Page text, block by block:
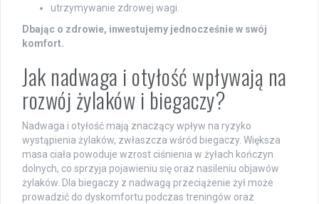
utrzymywanie zdrowej wagi.
Dbając o zdrowie, inwestujemy jednocześnie w swój
komfort.
Jak nadwaga i otyłość wpływają na
rozwój żylaków i biegaczy?
Nadwaga i otyłość mają znaczący wpływ na ryzyko
wystąpienia żylaków, zwłaszcza wśród biegaczy. Większa
masa ciała powoduje wzrost ciśnienia w żyłach kończyn
dolnych, co sprzyja pojawieniu się oraz nasileniu objawów
żylaków. Dla biegaczy z nadwagą przeciążenie żył może
prowadzić do dyskomfortu podczas treningów oraz